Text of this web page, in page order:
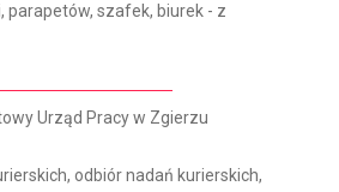
szafek, biurek - z
Urząd Pracy w Zgierzu
odbiór nadań kurierskich,